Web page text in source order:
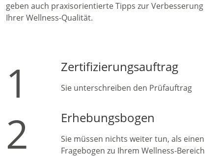
geben auch praxisorientierte Tipps zur Verbesserung
Ihrer Wellness-Qualität.
1 Zertifizierungsauftrag
Sie unterschreiben den Prüfauftrag
2 Erhebungsbogen
Sie müssen nichts weiter tun, als einen
Fragebogen zu Ihrem Wellness-Bereich